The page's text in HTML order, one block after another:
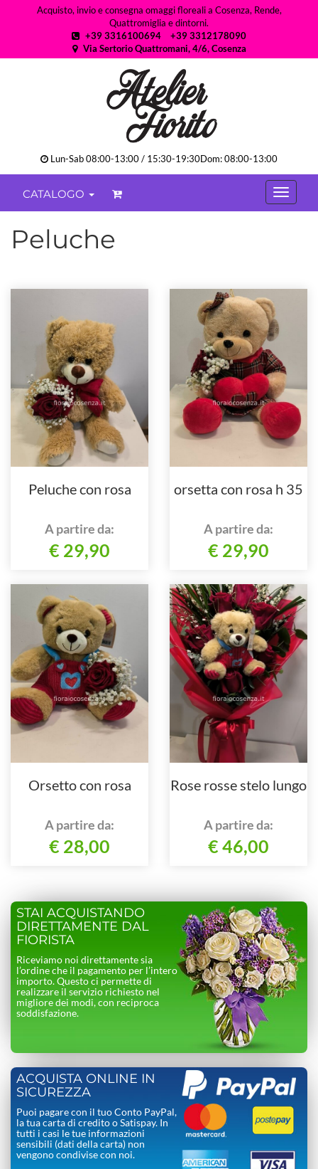
Acquisto, invio e consegna omaggi floreali a Cosenza, Rende,
Quattromiglia e dintorni.
+39 3316100694
+39 3312178090
Via Sertorio Quattromani, 4/6, Cosenza
Lun-Sab 08:00-13:00 / 15:30-19:30Dom: 08:00-13:00
CATALOGO
Peluche
Peluche con rosa
A partire da:
€ 29,90
orsetta con rosa h 35
A partire da:
€ 29,90
Orsetto con rosa
A partire da:
€ 28,00
Rose rosse stelo lungo
A partire da:
€ 46,00
STAI ACQUISTANDO
DIRETTAMENTE DAL
FIORISTA
Riceviamo noi direttamente sia
l’ordine che il pagamento per l’intero
importo. Questo ci permette di
realizzare il servizio richiesto nel
migliore dei modi, con reciproca
soddisfazione.
ACQUISTA ONLINE IN
SICUREZZA
Puoi pagare con il tuo Conto PayPal,
la tua carta di credito o Satispay. In
tutti i casi le tue informazioni
sensibili (dati della carta) non
vengono condivise con noi.